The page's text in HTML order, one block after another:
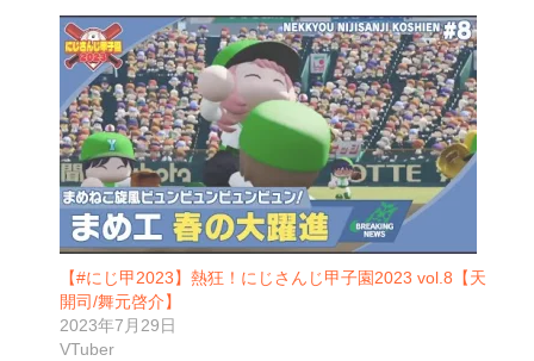
【#にじ甲2023】熱狂！にじさんじ甲子園2023 vol.8【天
開司/舞元啓介】
2023年7月29日
VTuber